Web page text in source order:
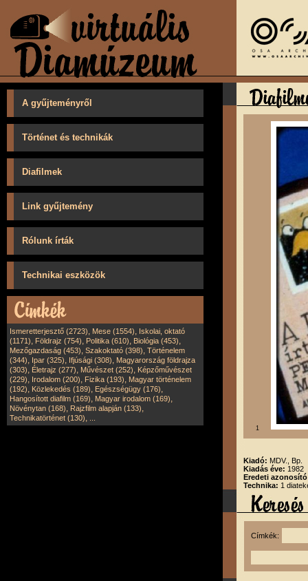
A gyűjteményről
Történet és technikák
Diafilmek
Link gyűjtemény
Rólunk írták
Technikai eszközök
Ismeretterjesztő (2723), Mese (1554), Iskolai, oktató
(1171), Földrajz (754), Politika (610), Biológia (453),
Mezőgazdaság (453), Szakoktató (398), Történelem
(344), Ipar (325), Ifjúsági (308), Magyarország földrajza
(303), Életrajz (277), Művészet (252), Képzőművészet
(229), Irodalom (200), Fizika (193), Magyar történelem
(192), Közlekedés (189), Egészségügy (176),
Hangosított diafilm (169), Magyar irodalom (169),
Növénytan (168), Rajzfilm alapján (133),
Technikatörténet (130),
1
Kiadó: MDV., Bp.
Kiadás éve: 1982
Eredeti
Technika: 1
Címkék: